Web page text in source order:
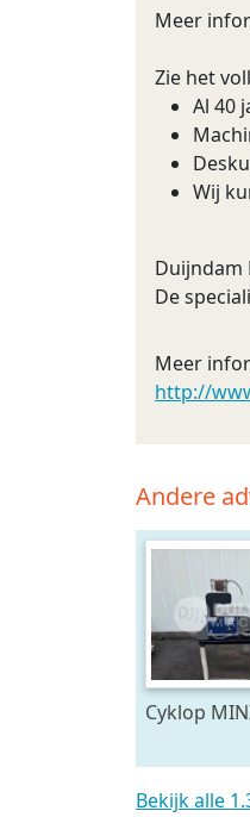
Meer
Zie het
Al 40
Wij
Duijndam
De
Meer
http://
Andere
Cyklop
Bekijk alle